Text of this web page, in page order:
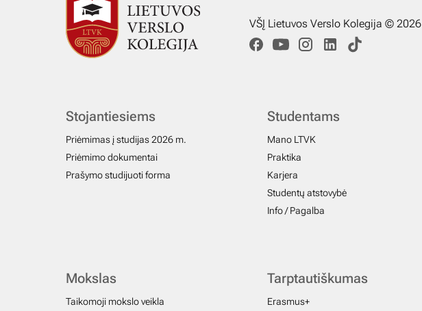
VŠĮ Lietuvos Verslo Kolegija © 2026
Stojantiesiems
Priėmimas į studijas 2026 m.
Priėmimo dokumentai
Prašymo studijuoti forma
Studentams
Mano LTVK
Praktika
Karjera
Studentų atstovybė
Info / Pagalba
Mokslas
Taikomoji mokslo veikla
Tarptautiškumas
Erasmus+